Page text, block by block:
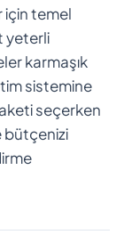
için temel
yeterli
karmaşık
sistemine
seçerken
bütçenizi